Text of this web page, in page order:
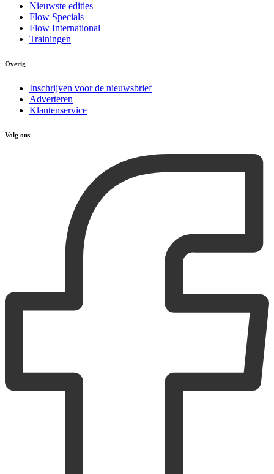
Nieuwste edities
Flow Specials
Flow International
Trainingen
Overig
Inschrijven voor de nieuwsbrief
Adverteren
Klantenservice
Volg ons